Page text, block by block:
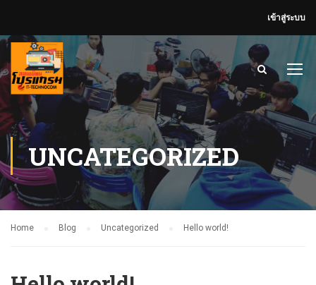
เข้าสู่ระบบ
UNCATEGORIZED
Home Blog Uncategorized Hello world!